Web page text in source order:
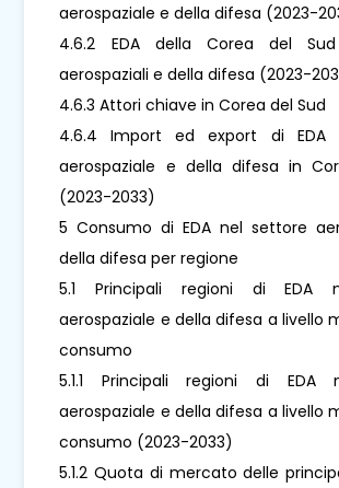
aerospaziale e della difesa (2023-
4.6.2 EDA della Corea del
aerospaziali e della difesa (2023-
4.6.3 Attori chiave in Corea del Sud
4.6.4 Import ed export di EDA
aerospaziale e della difesa in
(2023-2033)
5 Consumo di EDA nel settore
della difesa per regione
5.1 Principali regioni di EDA
aerospaziale e della difesa a livello
consumo
5.1.1 Principali regioni di EDA
aerospaziale e della difesa a livello
consumo (2023-2033)
5.1.2 Quota di mercato delle